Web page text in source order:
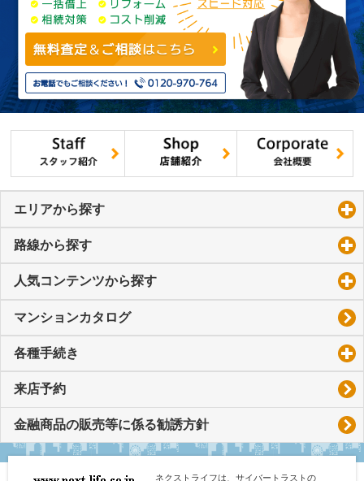
エリアから探す
路線から探す
人気コンテンツから探す
マンションカタログ
各種手続き
来店予約
金融商品の販売等に係る勧誘方針
ネクストライフは、サイバートラストの